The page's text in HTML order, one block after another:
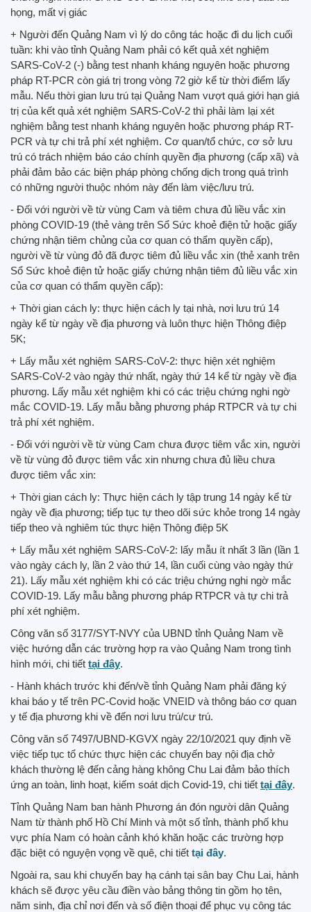
họng, mất vị giác
+ Người đến Quảng Nam vì lý do công tác hoặc đi du lịch cuối
tuần: khi vào tỉnh Quảng Nam phải có kết quả xét nghiệm
SARS-CoV-2 (-) bằng test nhanh kháng nguyên hoặc phương
pháp RT-PCR còn giá trị trong vòng 72 giờ kể từ thời điểm lấy
mẫu. Nếu thời gian lưu trú tại Quảng Nam vượt quá giới hạn giá
trị của kết quả xét nghiệm SARS-CoV-2 thì phải làm lại xét
nghiệm bằng test nhanh kháng nguyên hoặc phương pháp RT-
PCR và tự chi trả phí xét nghiệm. Cơ quan/tổ chức, cơ sở lưu
trú có trách nhiệm báo cáo chính quyền địa phương (cấp xã) và
phải đảm bảo các biện pháp phòng chống dịch trong quá trình
có những người thuộc nhóm này đến làm việc/lưu trú.
- Đối với người về từ vùng Cam và tiêm chưa đủ liều vắc xin
phòng COVID-19 (thẻ vàng trên Sổ Sức khoẻ điện tử hoặc giấy
chứng nhận tiêm chủng của cơ quan có thẩm quyền cấp),
người về từ vùng đỏ đã được tiêm đủ liều vắc xin (thẻ xanh trên
Sổ Sức khoẻ điện tử hoặc giấy chứng nhận tiêm đủ liều vắc xin
của cơ quan có thẩm quyền cấp):
+ Thời gian cách ly: thực hiện cách ly tại nhà, nơi lưu trú 14
ngày kể từ ngày về địa phương và luôn thực hiện Thông điệp
5K;
+ Lấy mẫu xét nghiệm SARS-CoV-2: thực hiện xét nghiệm
SARS-CoV-2 vào ngày thứ nhất, ngày thứ 14 kể từ ngày về địa
phương. Lấy mẫu xét nghiệm khi có các triệu chứng nghi ngờ
mắc COVID-19. Lấy mẫu bằng phương pháp RTPCR và tự chi
trả phí xét nghiệm.
- Đối với người về từ vùng Cam chưa được tiêm vắc xin, người
về từ vùng đỏ được tiêm vắc xin nhưng chưa đủ liều chưa
được tiêm vắc xin:
+ Thời gian cách ly: Thực hiện cách ly tập trung 14 ngày kể từ
ngày về địa phương; tiếp tục tự theo dõi sức khỏe trong 14 ngày
tiếp theo và nghiêm túc thực hiện Thông điệp 5K
+ Lấy mẫu xét nghiệm SARS-CoV-2: lấy mẫu ít nhất 3 lần (lần 1
vào ngày cách ly, lần 2 vào thứ 14, lần cuối cùng vào ngày thứ
21). Lấy mẫu xét nghiệm khi có các triệu chứng nghi ngờ mắc
COVID-19. Lấy mẫu bằng phương pháp RTPCR và tự chi trả
phí xét nghiệm.
Công văn số 3177/SYT-NVY của UBND tỉnh Quảng Nam về
việc hướng dẫn các trường hợp ra vào Quảng Nam trong tình
hình mới, chi tiết tại đây.
- Hành khách trước khi đến/về tỉnh Quảng Nam phải đăng ký
khai báo y tế trên PC-Covid hoặc VNEID và thông báo cơ quan
y tế địa phương khi về đến nơi lưu trú/cư trú.
Công văn số 7497/UBND-KGVX ngày 22/10/2021 quy định về
việc tiếp tục tổ chức thực hiện các chuyến bay nội địa chở
khách thường lệ đến cảng hàng không Chu Lai đảm bảo thích
ứng an toàn, linh hoạt, kiếm soát dịch Covid-19, chi tiết tại đây.
Tỉnh Quảng Nam ban hành Phương án đón người dân Quảng
Nam từ thành phố Hồ Chí Minh và một số tỉnh, thành phố khu
vực phía Nam có hoàn cảnh khó khăn hoặc các trường hợp
đặc biệt có nguyện vọng về quê, chi tiết tại đây.
Ngoài ra, sau khi chuyến bay hạ cánh tại sân bay Chu Lai, hành
khách sẽ được yêu cầu điền vào bảng thông tin gồm họ tên,
năm sinh, địa chỉ nơi đến và số điện thoại để phục vụ công tác